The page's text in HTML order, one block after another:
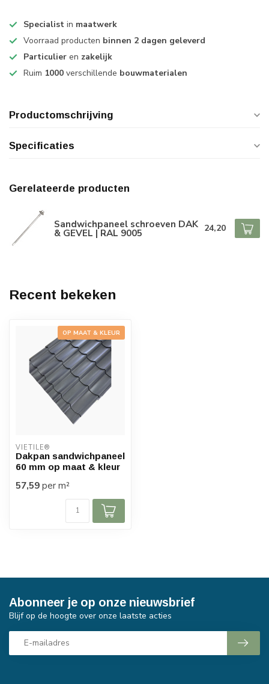
Specialist in maatwerk
Voorraad producten binnen 2 dagen geleverd
Particulier en zakelijk
Ruim 1000 verschillende bouwmaterialen
Productomschrijving
Specificaties
Gerelateerde producten
Sandwichpaneel schroeven DAK
& GEVEL | RAL 9005 24,20
Recent bekeken
OP MAAT & KLEUR
VIETILE®
Dakpan sandwichpaneel
60 mm op maat & kleur
57,59per m²
Abonneer je op onze nieuwsbrief
Blijf op de hoogte over onze laatste acties